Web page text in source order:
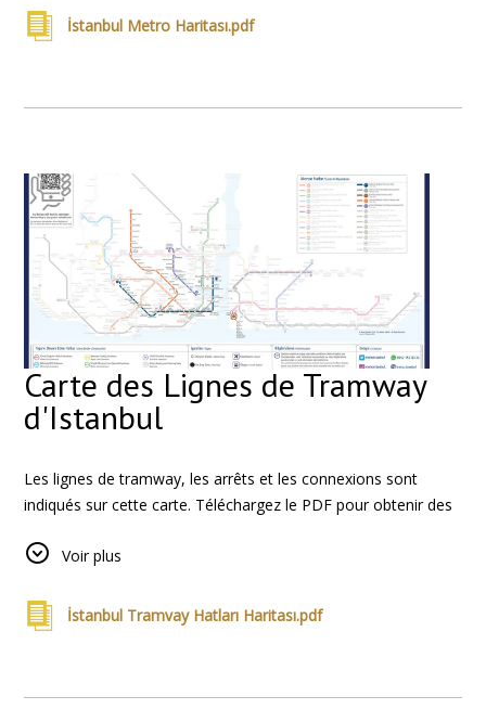
İstanbul Metro Haritası.pdf
Carte des Lignes de Tramway
d'Istanbul
Les lignes de tramway, les arrêts et les connexions sont
indiqués sur cette carte. Téléchargez le PDF pour obtenir des
Voir plus
İstanbul Tramvay Hatları Haritası.pdf